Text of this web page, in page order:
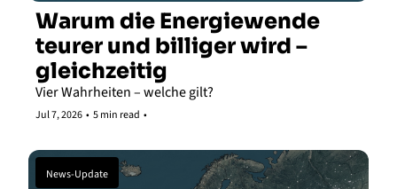
Warum die Energiewende
teurer und billiger wird –
gleichzeitig
Vier Wahrheiten – welche gilt?
Jul 7, 2026 • 5 min read •
News-Update